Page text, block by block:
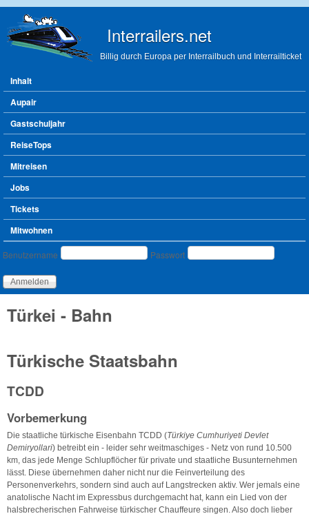
Interrailers.net
Billig durch Europa per Interrailbuch und Interrailticket
Hauptmenü
Inhalt
Aupair
Gastschuljahr
ReiseTops
Mitreisen
Jobs
Tickets
Mitwohnen
Benutzeranmeldung
Benutzername Passwort
Türkei - Bahn
Türkische Staatsbahn
TCDD
Vorbemerkung
Die staatliche türkische Eisenbahn TCDD (Türkiye Cumhuriyeti Devlet
Demiryollari) betreibt ein - leider sehr weitmaschiges - Netz von rund 10.500
km, das jede Menge Schlupflöcher für private und staatliche Busunternehmen
lässt. Diese übernehmen daher nicht nur die Feinverteilung des
Personenverkehrs, sondern sind auch auf Langstrecken aktiv. Wer jemals eine
anatolische Nacht im Expressbus durchgemacht hat, kann ein Lied von der
halsbrecherischen Fahrweise türkischer Chauffeure singen. Also doch lieber